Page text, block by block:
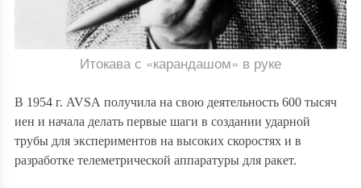
Итокава с «карандашом» в руке
В 1954 г. AVSAполучила на свою деятельность 600 тысяч
иен и начала делать первые шаги в создании ударной
трубы для экспериментов на высоких скоростях и в
разработке телеметрической аппаратуры для ракет.